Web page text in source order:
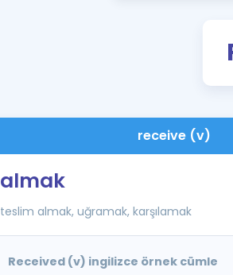
receive (v)
almak
teslim almak, uğramak, karşılamak
Received (v) ingilizce örnek cümle